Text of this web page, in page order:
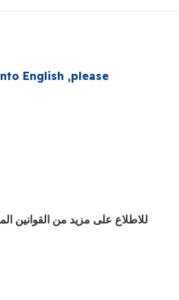
English ,please
للاطلاع على مزيد من القوانين